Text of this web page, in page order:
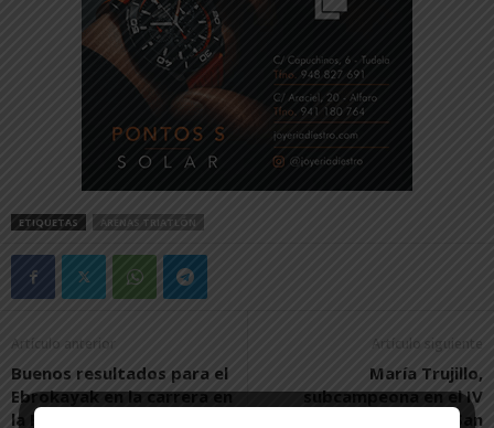
ETIQUETAS ARENAS TRIATLÓN
Artículo anterior
Buenos resultados para el
Ebrokayak en la carrera en
la Ría Bilbao
Artículo siguiente
María Trujillo,
subcampeona en el IV
Open de Tenis de la AD San